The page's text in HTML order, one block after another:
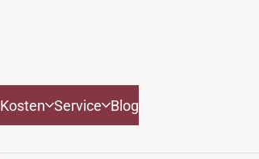
Kosten Service Blog